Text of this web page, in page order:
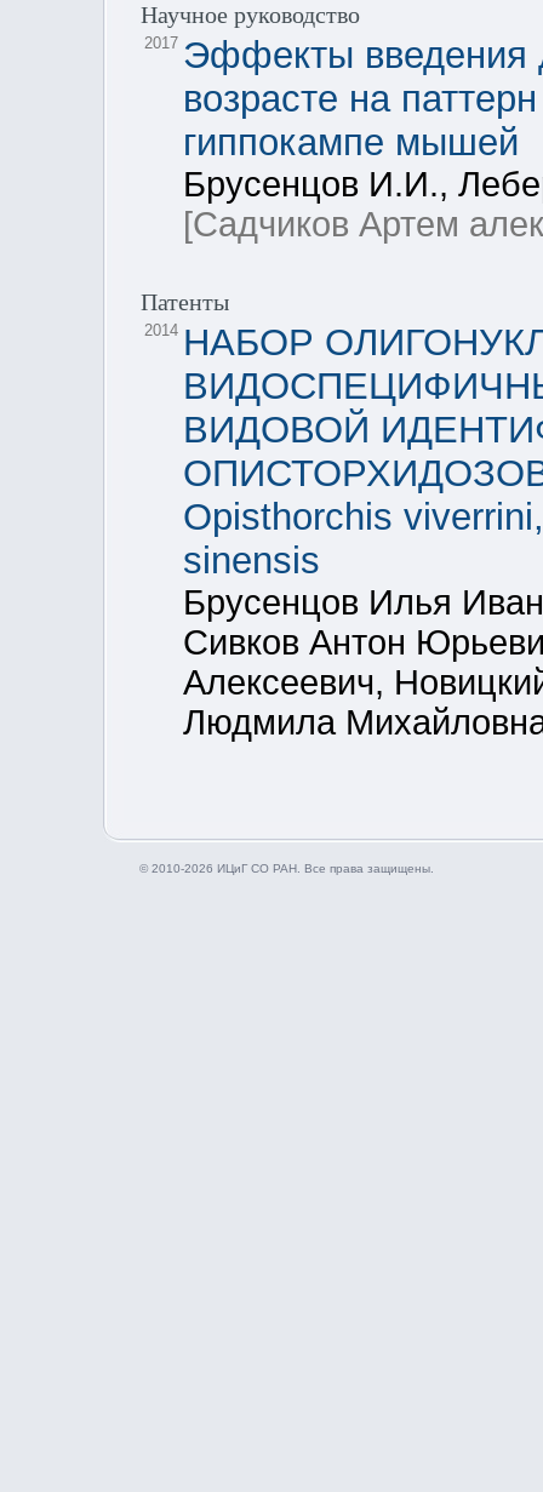
Научное руководство
2017 Эффекты введения
возрасте на
гиппокампе мышей
Брусенцов И.И.,
[Садчиков Артем
Патенты
2014 НАБОР
ВИДОВОЙ
ОПИСТОРХИДОЗОВ:
Opisthorchis
sinensis
Брусенцов Илья
Сивков Антон
Алексеевич,
Людмила
© 2010-2026 ИЦиГ СО РАН. Все права защищены.